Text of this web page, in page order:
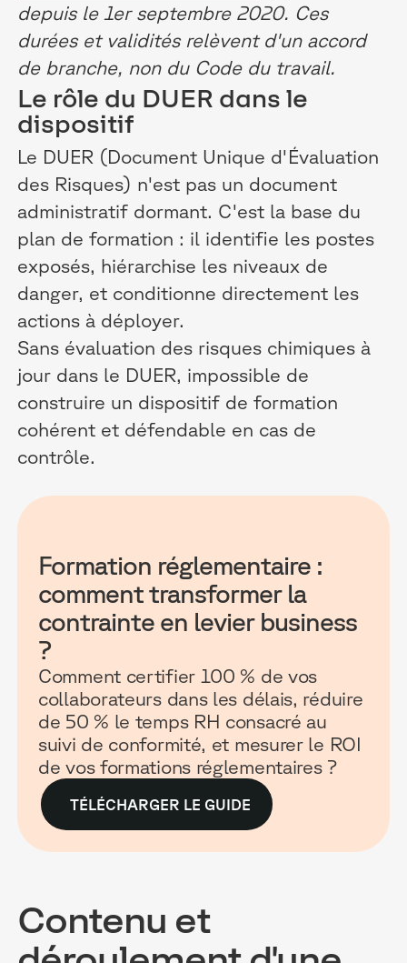
depuis le 1er septembre 2020. Ces
durées et validités relèvent d'un accord
de branche, non du Code du travail.
Le rôle du DUER dans le
dispositif
Le DUER (Document Unique d'Évaluation
des Risques) n'est pas un document
administratif dormant. C'est la base du
plan de formation : il identifie les postes
exposés, hiérarchise les niveaux de
danger, et conditionne directement les
actions à déployer.
Sans évaluation des risques chimiques à
jour dans le DUER, impossible de
construire un dispositif de formation
cohérent et défendable en cas de
contrôle.
Formation réglementaire :
comment transformer la
contrainte en levier business
?
Comment certifier 100 % de vos
collaborateurs dans les délais, réduire
de 50 % le temps RH consacré au
suivi de conformité, et mesurer le ROI
de vos formations réglementaires ?
TÉLÉCHARGER LE GUIDE
Contenu et